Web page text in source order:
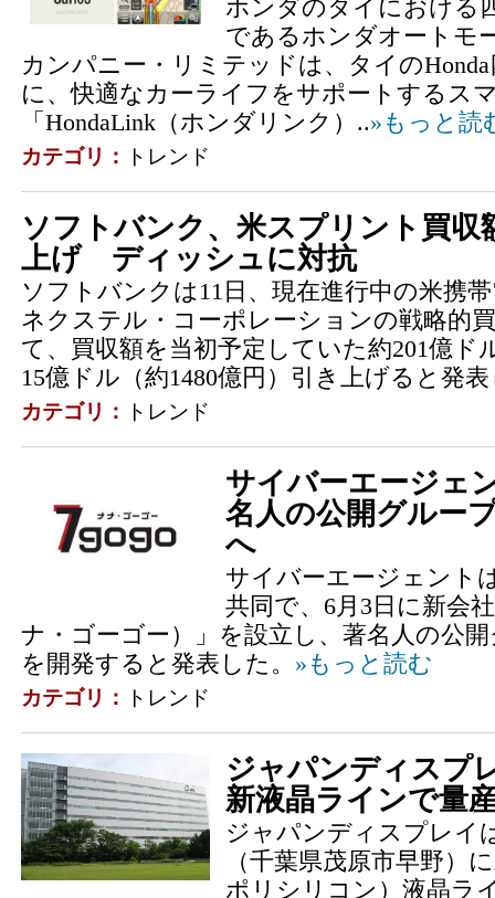
ホンダのタイにおける
であるホンダオートモ
カンパニー・リミテッドは、タイの
に、快適なカーライフをサポートするス
「HondaLink（ホンダリンク）..»もっと読
カテゴリ： トレンド
ソフトバンク、米スプリント買収
上げ ディッシュに対抗
ソフトバンクは11日、現在進行中の米携
ネクステル・コーポレーションの戦略的
て、買収額を当初予定していた約201億ド
15億ドル（約1480億円）引き上げると発
カテゴリ： トレンド
サイバーエージェ
名人の公開グルー
へ
サイバーエージェント
共同で、6月3日に新会
ナ・ゴーゴー）」を設立し、著名人の公
を開発すると発表した。 »もっと読む
カテゴリ： トレンド
ジャパンディスプ
新液晶ラインで量
ジャパンディスプレイ
（千葉県茂原市早野）
ポリシリコン）液晶ラ